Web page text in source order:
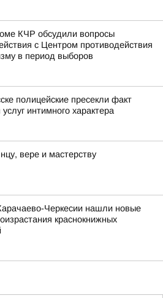
КЧР обсудили вопросы
с Центром противодействия
в период выборов
полицейские пресекли факт
услуг интимного характера
вере и мастерству
Черкесии нашли новые
краснокнижных